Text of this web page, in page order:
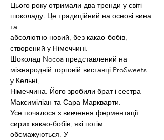
Цього року отримали два тренди у світі
шоколаду. Це традиційний на основі вина
та
абсолютно новий, без какао-бобів,
створений у Німеччині.
Шоколад Nocoa представлений на
міжнародній торговій виставці ProSweets
у Кельні,
Німеччина. Його зробили брат і сестра
Максиміліан та Сара Маркварти.
Усе почалося з вивчення ферментації
сирих какао-бобів, які потім
обсмажуються. У